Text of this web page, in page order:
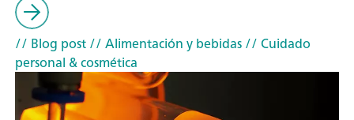
// Blog post// Alimentación y bebidas// Cuidado
personal & cosmética